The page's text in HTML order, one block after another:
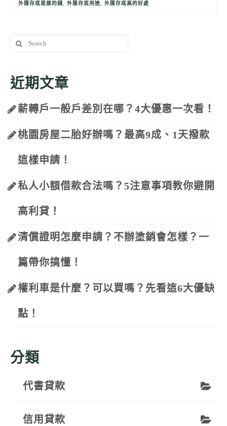
外匯存底是誰的錢, 外匯存底用途, 外匯存底高的好處
Search
for:
近期文章
薪轉戶一般戶差別在哪？4大優惠一次看！
桃園房屋二胎好辦嗎？最高9成、1天撥款
這樣申請！
私人小額借款合法嗎？5注意事項教你避開
高利貸！
清償證明怎麼申請？不辦塗銷會怎樣？一
篇帶你搞懂！
權利車是什麼？可以買嗎？先看這6大優缺
點！
分類
代書貸款
信用貸款